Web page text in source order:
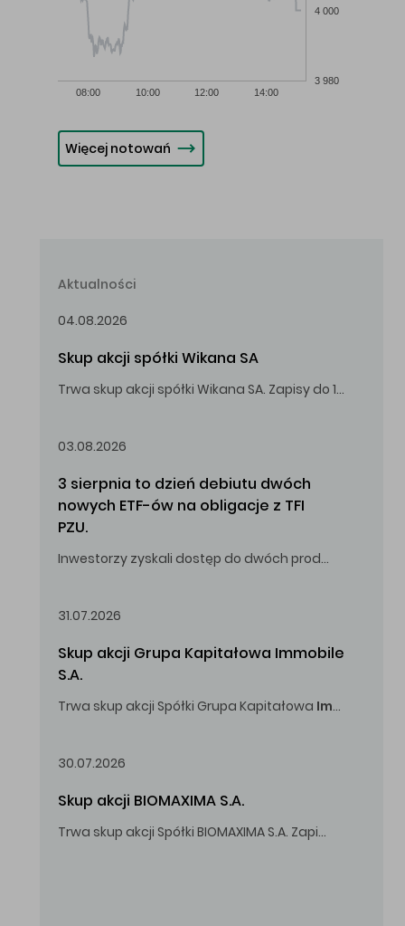
08:00 10:00 12:00 14:00
3 980
4 000
Więcej notowań
Aktualności
04.08.2026
Skup akcji spółki Wikana SA
Trwa skup akcji spółki Wikana SA. Zapisy do 14.08.2026 r. do godz. 16.00.
03.08.2026
3 sierpnia to dzień debiutu dwóch
nowych ETF-ów na obligacje z TFI
PZU.
Inwestorzy zyskali dostęp do dwóch produktów umożliwiających inwestowanie w obligacje skarbowe.
31.07.2026
Skup akcji Grupa Kapitałowa Immobile
S.A.
Trwa skup akcji Spółki Grupa Kapitałowa Immobile
30.07.2026
Skup akcji BIOMAXIMA S.A.
Trwa skup akcji Spółki BIOMAXIMA S.A. Zapisy do 4 sierpnia 2026 r. do godz. 16.00.